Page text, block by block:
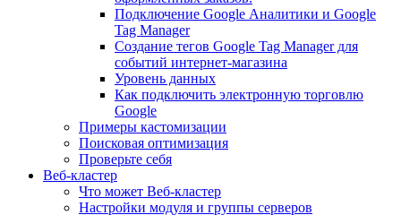
Подключение Google Аналитики и Google
Tag Manager
Создание тегов Google Tag Manager для
событий интернет-магазина
Уровень данных
Как подключить электронную торговлю
Google
Примеры кастомизации
Поисковая оптимизация
Проверьте себя
Веб-кластер
Что может Веб-кластер
Настройки модуля и группы серверов